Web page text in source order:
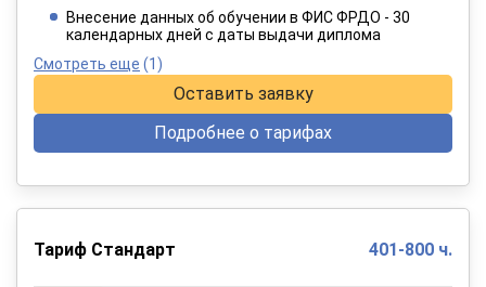
При оплате в рассрочку на 12 месяцев
Внесение данных об обучении в ФИС ФРДО - 30
календарных дней с даты выдачи диплома
Смотреть еще (1)
Оставить заявку
Подробнее о тарифах
Тариф Стандарт 401-800 ч.